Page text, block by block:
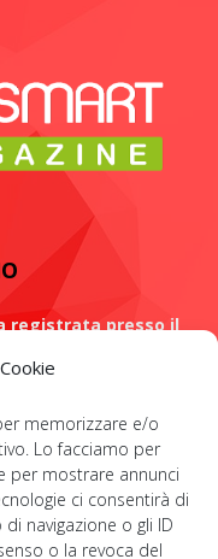
memorizzare e/o
Lo facciamo per
per mostrare annunci
ci consentirà di
navigazione o gli ID
o la revoca del
registrata presso il